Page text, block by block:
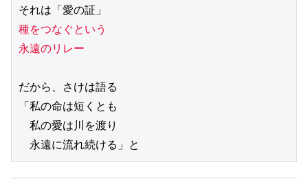
それは「愛の証」
種をつなぐという
永遠のリレー
だから、さけは語る
「私の命は短くとも
私の愛は川を渡り
永遠に流れ続ける」と